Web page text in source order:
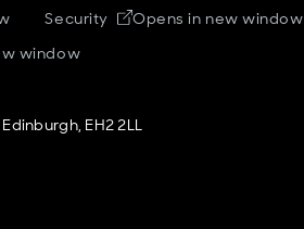
Security
Opens in new window
window
EH2 2LL